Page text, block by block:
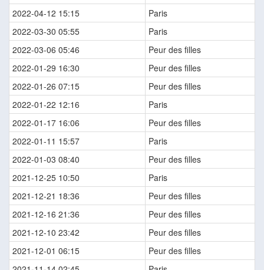
2022-04-12 15:15
Paris
2022-03-30 05:55
Paris
2022-03-06 05:46
Peur des filles
2022-01-29 16:30
Peur des filles
2022-01-26 07:15
Peur des filles
2022-01-22 12:16
Paris
2022-01-17 16:06
Peur des filles
2022-01-11 15:57
Paris
2022-01-03 08:40
Peur des filles
2021-12-25 10:50
Paris
2021-12-21 18:36
Peur des filles
2021-12-16 21:36
Peur des filles
2021-12-10 23:42
Peur des filles
2021-12-01 06:15
Peur des filles